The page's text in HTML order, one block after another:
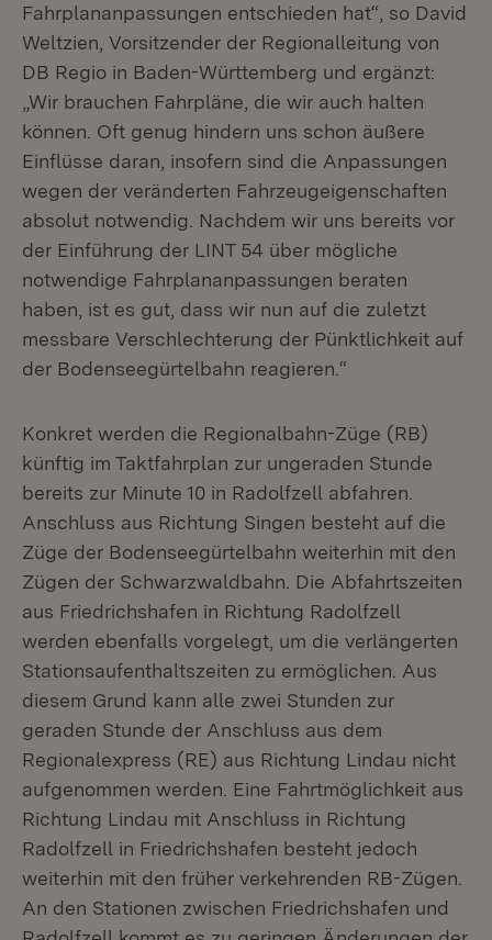
Fahrplananpassungen entschieden hat“, so David
Weltzien, Vorsitzender der Regionalleitung von
DB Regio in Baden-Württemberg und ergänzt:
„Wir brauchen Fahrpläne, die wir auch halten
können. Oft genug hindern uns schon äußere
Einflüsse daran, insofern sind die Anpassungen
wegen der veränderten Fahrzeugeigenschaften
absolut notwendig. Nachdem wir uns bereits vor
der Einführung der LINT 54 über mögliche
notwendige Fahrplananpassungen beraten
haben, ist es gut, dass wir nun auf die zuletzt
messbare Verschlechterung der Pünktlichkeit auf
der Bodenseegürtelbahn reagieren.“
Konkret werden die Regionalbahn-Züge (RB)
künftig im Taktfahrplan zur ungeraden Stunde
bereits zur Minute 10 in Radolfzell abfahren.
Anschluss aus Richtung Singen besteht auf die
Züge der Bodenseegürtelbahn weiterhin mit den
Zügen der Schwarzwaldbahn. Die Abfahrtszeiten
aus Friedrichshafen in Richtung Radolfzell
werden ebenfalls vorgelegt, um die verlängerten
Stationsaufenthaltszeiten zu ermöglichen. Aus
diesem Grund kann alle zwei Stunden zur
geraden Stunde der Anschluss aus dem
Regionalexpress (RE) aus Richtung Lindau nicht
aufgenommen werden. Eine Fahrtmöglichkeit aus
Richtung Lindau mit Anschluss in Richtung
Radolfzell in Friedrichshafen besteht jedoch
weiterhin mit den früher verkehrenden RB-Zügen.
An den Stationen zwischen Friedrichshafen und